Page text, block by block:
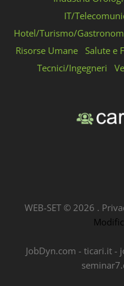
IT/
Hotel/Turismo/
Risorse Umane
Salute e
Tecnici/Ingegneri
WEB-SET © 2026 .
JobDyn.com - ticari.it-